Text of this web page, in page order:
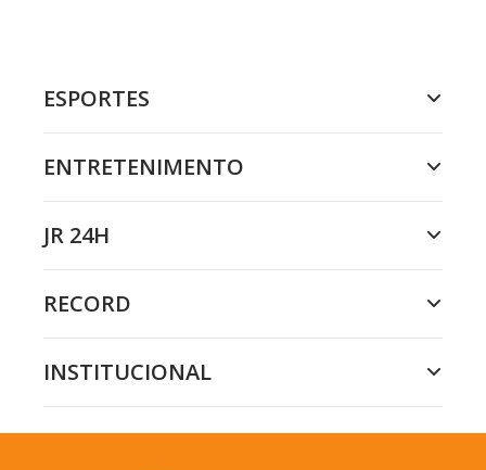
ESPORTES
ENTRETENIMENTO
JR 24H
RECORD
INSTITUCIONAL